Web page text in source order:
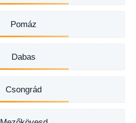
Pomáz
Dabas
Csongrád